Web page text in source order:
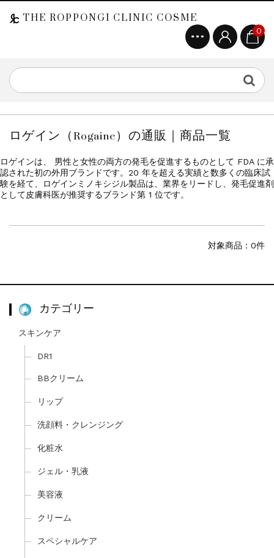
THE ROPPONGI CLINIC COSME
0
ロゲイン（Rogaine）の通販｜商品一覧
ロゲインは、 男性と女性の両方の発毛を促進するものとして FDA に承
認された初の外用ブランドです。20 年を超える実績と数多くの臨床試
験を経て、ロゲインミノキシジル製品は、業界をリードし、発毛促進剤
として皮膚科医が推奨するブランド第 1 位です。
対象商品：0件
カテゴリー
スキンケア
DR1
BBクリーム
リップ
洗顔料・クレンジング
化粧水
ジェル・乳液
美容液
クリーム
スペシャルケア